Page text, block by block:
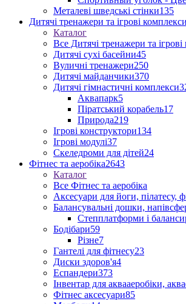
Металеві шведські стінки135
Дитячі тренажери та ігрові комплекси
Каталог
Все Дитячі тренажери та
Дитячі сухі басейни45
Вуличні тренажери250
Дитячі майданчики370
Дитячі гімнастичні комплекси
Аквапарк5
Піратський корабель17
Природа219
Ігрові конструктори134
Ігрові модулі37
Скеледроми для дітей24
Фітнес та аеробіка2643
Каталог
Все Фітнес та аеробіка
Аксесуари для йоги, пілатесу,
Балансувальні дошки,
Степплатформи і
Бодібари59
Різне7
Гантелі для фітнесу23
Диски здоров'я4
Еспандери373
Інвентар для аквааеробіки,
Фітнес аксесуари85